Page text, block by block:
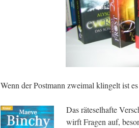
Wenn der Postmann zweimal klingelt ist
Das räteselhafte
wirft Fragen auf,